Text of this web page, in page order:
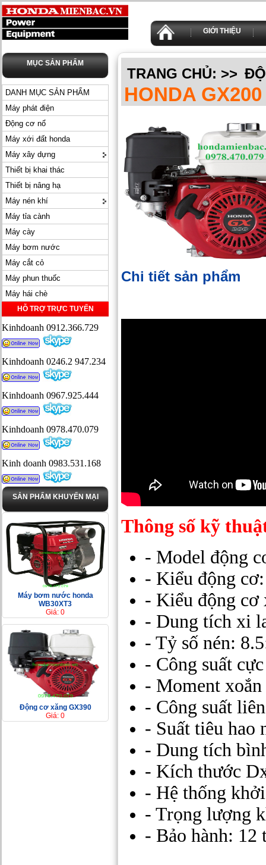
GIỚI THIỆU
MỤC SẢN PHẨM
DANH MỤC SẢN PHẨM
Máy phát điện
Động cơ nổ
Máy xới đất honda
Máy xây dựng
Thiết bị khai thác
Thiết bị nâng hạ
Máy nén khí
Máy tỉa cành
Máy cày
Máy bơm nước
Máy cắt cỏ
Máy phun thuốc
Máy hái chè
HỖ TRỢ TRỰC TUYẾN
Kinhdoanh 0912.366.729
Kinhdoanh 0246.2 947.234
Kinhdoanh 0967.925.444
Kinhdoanh 0978.470.079
Kinh doanh 0983.531.168
SẢN PHẨM KHUYẾN MẠI
Máy bơm nước honda
WB30XT3
Giá: 0
Động cơ xăng GX390
Giá: 0
TRANG CHỦ: >>
HONDA GX200
Chi tiết sản phẩm
Thông số kỹ
- Model động
- Kiểu động
- Kiểu động cơ
- Dung tích xi
- Tỷ số nén:
- Công suất
- Moment
- Công suất
- Suất tiêu hao
- Dung tích
- Kích thước
- Hệ thống
- Trọng lượng
- Bảo hành: 12